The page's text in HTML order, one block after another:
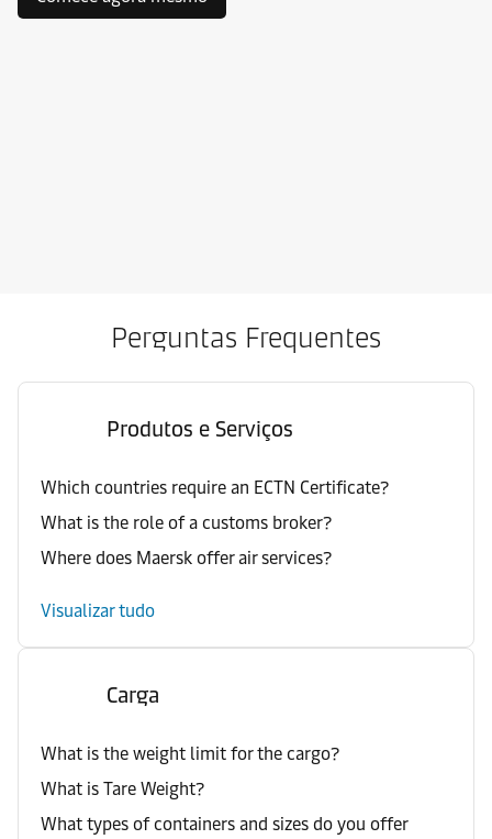
Perguntas Frequentes
Produtos e Serviços
Which countries require an ECTN Certificate?
What is the role of a customs broker?
Where does Maersk offer air services?
Visualizar tudo
Carga
What is the weight limit for the cargo?
What is Tare Weight?
What types of containers and sizes do you offer